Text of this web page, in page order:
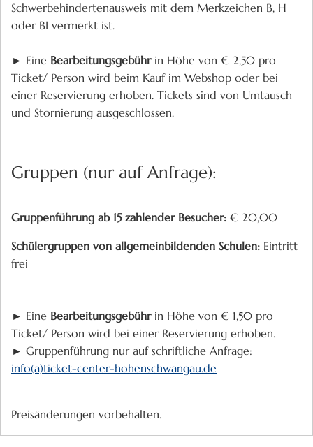
Schwerbehindertenausweis mit dem Merkzeichen B, H
oder BI vermerkt ist.
► Eine Bearbeitungsgebührin Höhe von € 2,50 pro
Ticket/ Person wird beim Kauf im Webshop oder bei
einer Reservierung erhoben. Tickets sind von Umtausch
und Stornierung ausgeschlossen.
Gruppen (nur auf Anfrage):
Gruppenführung ab 15 zahlender Besucher: € 20,00
Schülergruppen von allgemeinbildenden Schulen: Eintritt
frei
► Eine Bearbeitungsgebührin Höhe von € 1,50 pro
Ticket/ Person wird bei einer Reservierung erhoben.
► Gruppenführung nur auf schriftliche Anfrage:
info(a)ticket-center-hohenschwangau.de
Preisänderungen vorbehalten.